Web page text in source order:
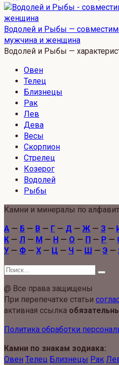
Водолей и Рыбы —
мужчина и женщина
Водолей и Рыбы —
Овен
Телец
Близнецы
Рак
Лев
Дева
Весы
Скорпион
Стрелец
Козерог
Водолей
Рыбы
Камни и минералы по
А — Б — В — Г — Д — Ж — З —
К — Л — М — Н — О — П — Р —
У — Ф — Х — Ц — Ч — Ш — Э —
Search
@ Все права защищены
При перепечатке статьи
активная ссылка
Политика обработки
Камни по знакам зодиака:
Овен Телец Близнецы Рак